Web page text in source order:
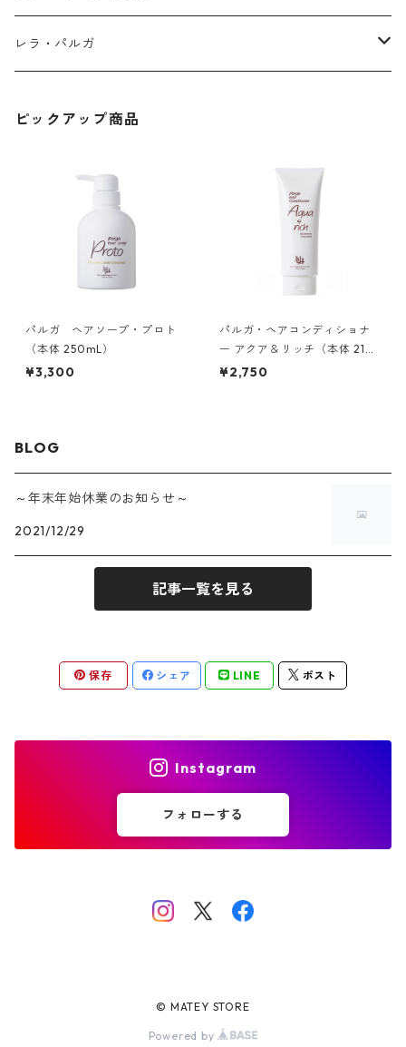
レラ・パルガ
コンディショナー
ピックアップ商品
パルガ ヘアソープ・プロト
（本体 250mL）
¥3,300
パルガ・ヘアコンディショナ
ー アクア＆リッチ（本体 210
g)
¥2,750
BLOG
～年末年始休業のお知らせ～
2021/12/29
記事一覧を見る
保存 シェア LINE ポスト
Instagram
フォローする
© MATEY STORE
Powered by